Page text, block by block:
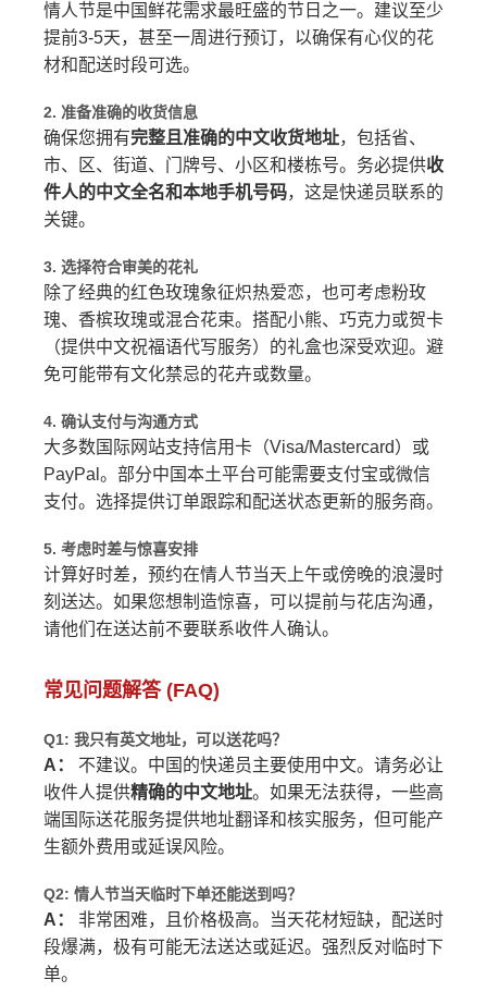
情人节是中国鲜花需求最旺盛的节日之一。建议至少
提前3-5天，甚至一周进行预订，以确保有心仪的花
材和配送时段可选。
2. 准备准确的收货信息
确保您拥有完整且准确的中文收货地址，包括省、
市、区、街道、门牌号、小区和楼栋号。务必提供收
件人的中文全名和本地手机号码，这是快递员联系的
关键。
3. 选择符合审美的花礼
除了经典的红色玫瑰象征炽热爱恋，也可考虑粉玫
瑰、香槟玫瑰或混合花束。搭配小熊、巧克力或贺卡
（提供中文祝福语代写服务）的礼盒也深受欢迎。避
免可能带有文化禁忌的花卉或数量。
4. 确认支付与沟通方式
大多数国际网站支持信用卡（Visa/Mastercard）或
PayPal。部分中国本土平台可能需要支付宝或微信
支付。选择提供订单跟踪和配送状态更新的服务商。
5. 考虑时差与惊喜安排
计算好时差，预约在情人节当天上午或傍晚的浪漫时
刻送达。如果您想制造惊喜，可以提前与花店沟通，
请他们在送达前不要联系收件人确认。
常见问题解答 (FAQ)
Q1: 我只有英文地址，可以送花吗？
A：
不建议。中国的快递员主要使用中文。请务必让
收件人提供精确的中文地址。如果无法获得，一些高
端国际送花服务提供地址翻译和核实服务，但可能产
生额外费用或延误风险。
Q2: 情人节当天临时下单还能送到吗？
A：
非常困难，且价格极高。当天花材短缺，配送时
段爆满，极有可能无法送达或延迟。强烈反对临时下
单。